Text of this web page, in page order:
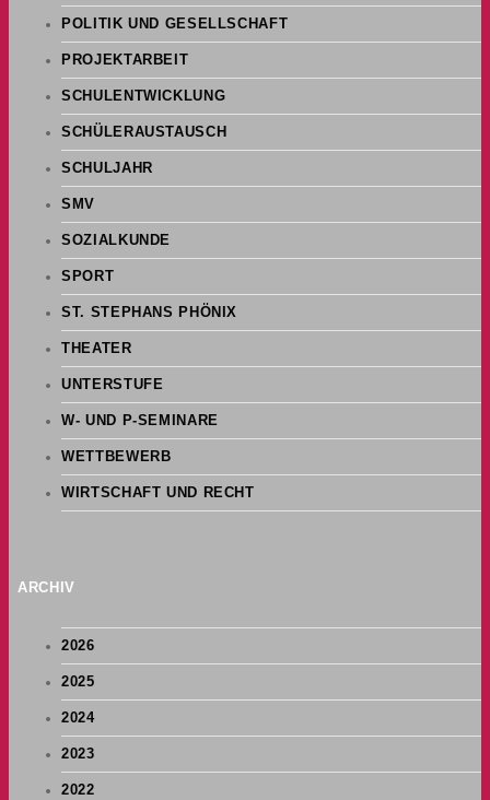
POLITIK UND GESELLSCHAFT
PROJEKTARBEIT
SCHULENTWICKLUNG
SCHÜLERAUSTAUSCH
SCHULJAHR
SMV
SOZIALKUNDE
SPORT
ST. STEPHANS PHÖNIX
THEATER
UNTERSTUFE
W- UND P-SEMINARE
WETTBEWERB
WIRTSCHAFT UND RECHT
ARCHIV
2026
2025
2024
2023
2022